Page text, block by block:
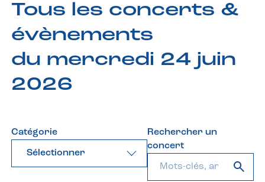
Tous les concerts &
évènements
du mercredi 24 juin
2026
Catégorie
Sélectionner
Rechercher un
concert